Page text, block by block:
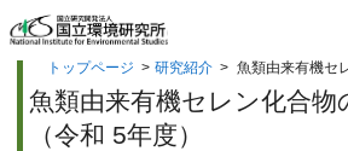
トップページ > 研究紹介 > 魚類由来有機セ
魚類由来有機セレン化合物
（令和 5年度）